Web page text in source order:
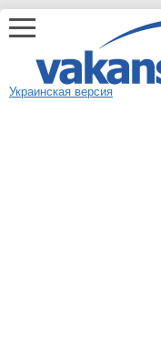
Украинская версия